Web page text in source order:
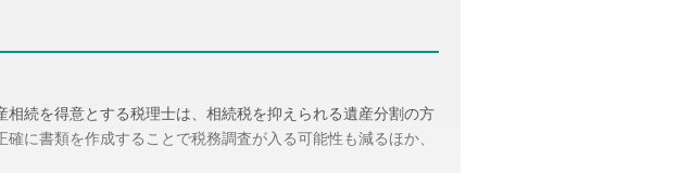
受付時間 平日9:00–19:00 / 土日祝9:00–18:00
続を得意とする税理士は、相続税を抑えられる遺産分割の方
に書類を作成することで税務調査が入る可能性も減るほか、